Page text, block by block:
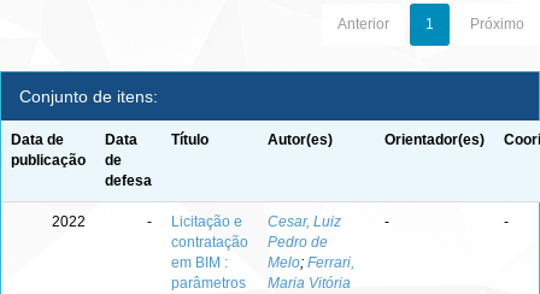
Anterior 1 Próximo
Conjunto de itens:
Data de
publicação
Data
de
defesa
Título Autor(es) Orientador(es)
2022 -
Licitação e
contratação
em BIM :
parâmetros
Cesar, Luiz
Pedro de
Melo; Ferrari,
Maria Vitória
- -